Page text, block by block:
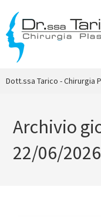
Dott.ssa Tarico - Chirurgia
Archivio
22/06/2026